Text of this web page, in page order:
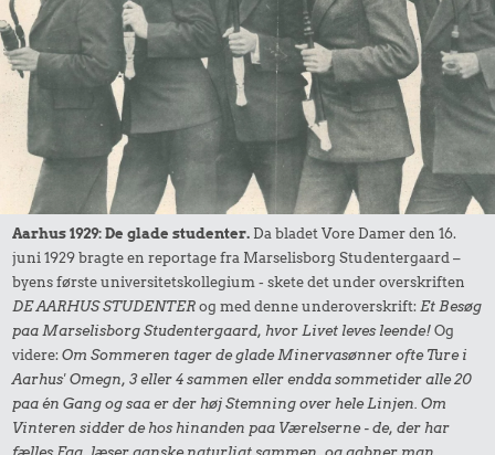
Aarhus 1929: De glade studenter. Da bladet Vore Damer den 16.
juni 1929 bragte en reportage fra Marselisborg Studentergaard –
byens første universitetskollegium - skete det under overskriften
DE AARHUS STUDENTERog med denne underoverskrift: Et Besøg
paa Marselisborg Studentergaard, hvor Livet leves leende!Og
videre:Om Sommeren tager de glade Minervasønner ofte Ture i
Aarhus' Omegn, 3 eller 4 sammen eller endda sommetider alle 20
paa én Gang og saa er der høj Stemning over hele Linjen. Om
Vinteren sidder de hos hinanden paa Værelserne - de, der har
fælles Fag, læser ganske naturligt sammen, og aabner man